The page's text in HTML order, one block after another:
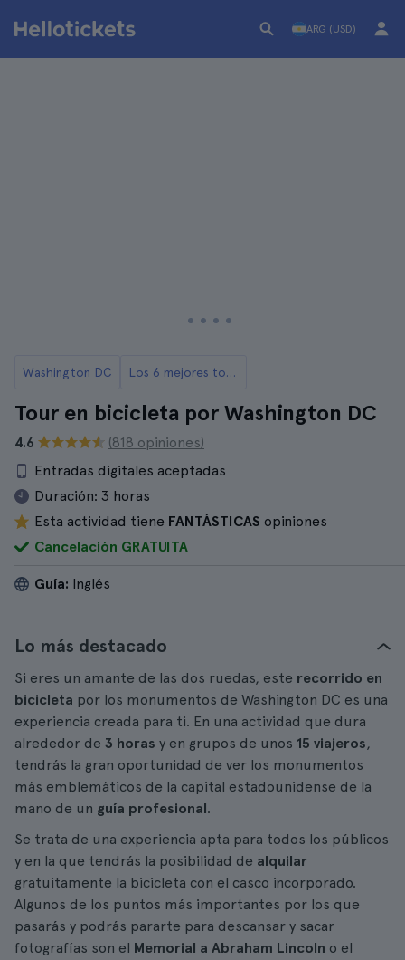
ARG (USD)
Washington DC Los 6 mejores tours en bicicleta de Washington DC
Tour en bicicleta por Washington DC
4.6
(818 opiniones)
Entradas digitales aceptadas
Duración: 3 horas
Esta actividad tiene FANTÁSTICAS opiniones
Cancelación GRATUITA
Guía: Inglés
Lo más destacado
Si eres un amante de las dos ruedas, este recorrido en
bicicleta por los monumentos de Washington DC es una
experiencia creada para ti. En una actividad que dura
alrededor de 3 horas y en grupos de unos 15 viajeros,
tendrás la gran oportunidad de ver los monumentos
más emblemáticos de la capital estadounidense de la
mano de un guía profesional.
Se trata de una experiencia apta para todos los públicos
y en la que tendrás la posibilidad de alquilar
gratuitamente la bicicleta con el casco incorporado.
Algunos de los puntos más importantes por los que
pasarás y podrás pararte para descansar y sacar
fotografías son el Memorial a Abraham Lincoln o el